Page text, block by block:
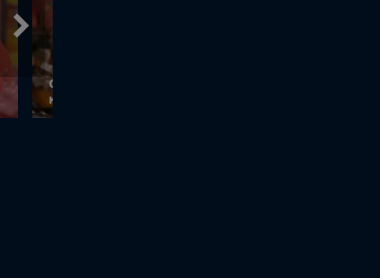
Cash or Trash | Ο Στρουγγάρης θεωρεί τις
καρέκλες της Μίτσης παρωχημένες!